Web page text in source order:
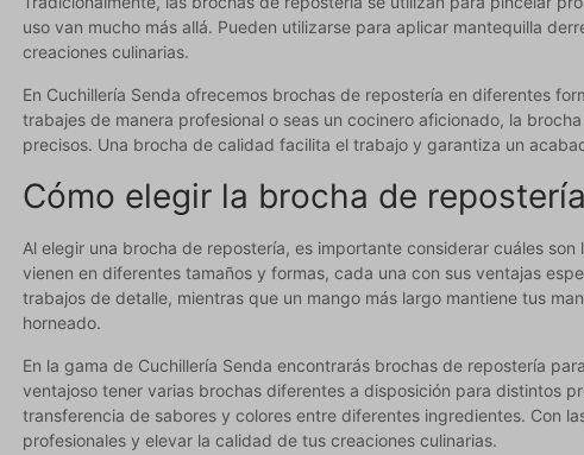
uso van mucho más allá. Pueden utilizarse para aplicar mantequilla
creaciones culinarias.
En Cuchillería Senda ofrecemos brochas de repostería en diferentes
trabajes de manera profesional o seas un cocinero aficionado, la
precisos. Una brocha de calidad facilita el trabajo y garantiza un
Cómo elegir la brocha de
Al elegir una brocha de repostería, es importante considerar cuáles
vienen en diferentes tamaños y formas, cada una con sus ventajas
trabajos de detalle, mientras que un mango más largo mantiene tus
horneado.
En la gama de Cuchillería Senda encontrarás brochas de repostería
ventajoso tener varias brochas diferentes a disposición para distintos
transferencia de sabores y colores entre diferentes ingredientes. Con
profesionales y elevar la calidad de tus creaciones culinarias.